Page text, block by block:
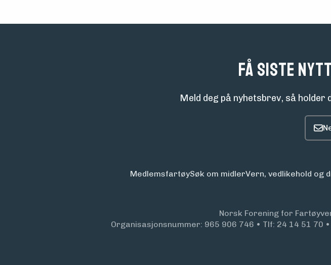
Få siste
Meld deg på nyhetsbrev, så
MedlemsfartøySøk om midlerVern, vedlikehold og
Norsk Forening for
Organisasjonsnummer: 965 906 746 • Tlf: 24 14 51 70 •